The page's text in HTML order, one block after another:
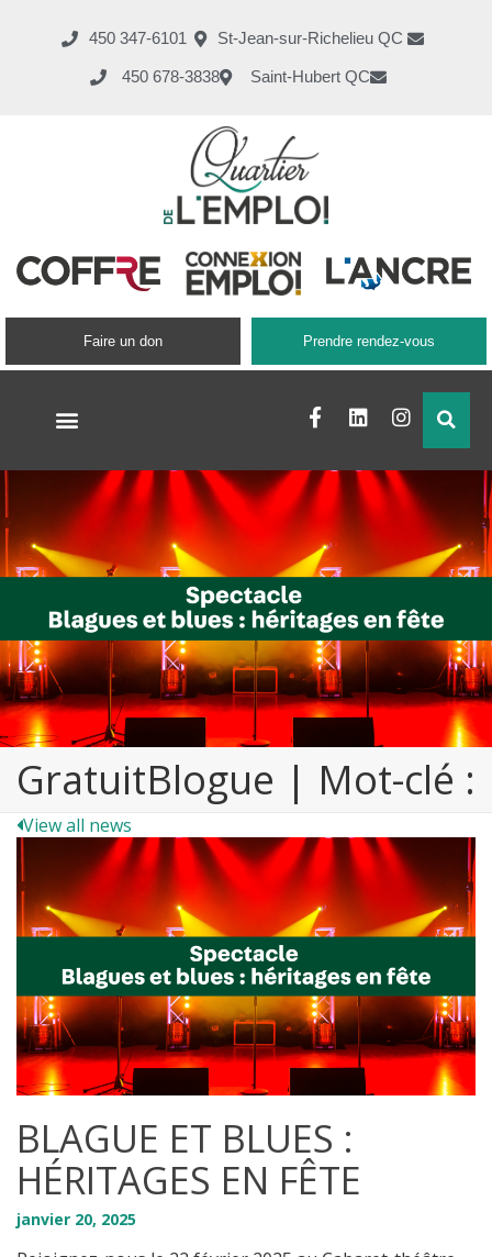
450 347-6101 St-Jean-sur-Richelieu QC
450 678-3838 Saint-Hubert QC
Faire un don Prendre rendez-vous
GratuitBlogue | Mot-clé :
View all news
BLAGUE ET BLUES :
HÉRITAGES EN FÊTE
janvier 20, 2025